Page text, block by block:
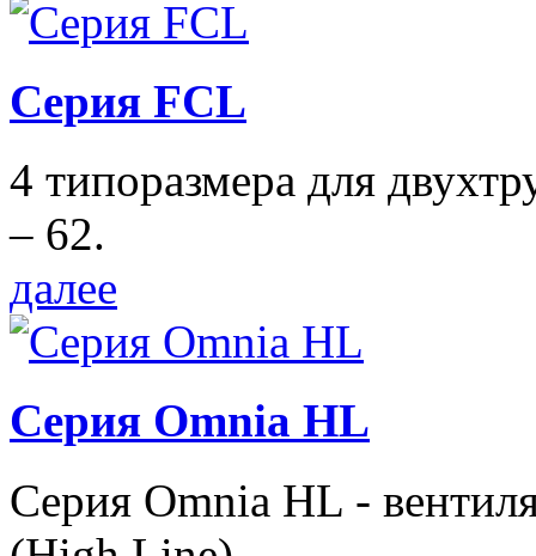
Серия FCL
4 типоразмера для
– 62.
далее
Серия Omnia HL
Серия Omnia HL -